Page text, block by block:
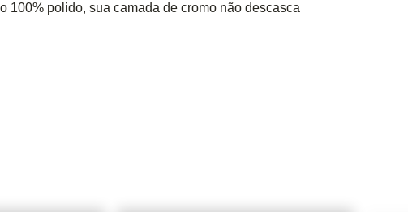
100% polido, sua camada de cromo não descasca